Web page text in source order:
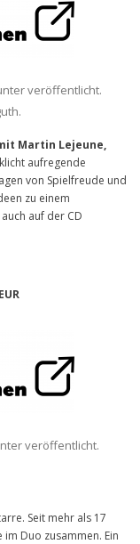
veröffentlicht.
.
Martin Lejeune,
aufregende
von Spielfreude und
zu einem
auf der CD
veröffentlicht.
Seit mehr als 17
Duo zusammen. Ein